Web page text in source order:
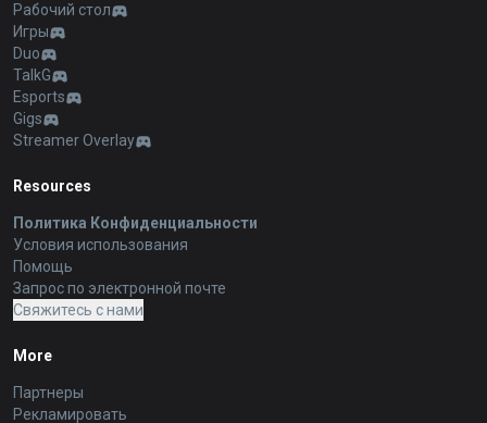
Рабочий стол
Игры
Duo
TalkG
Esports
Gigs
Streamer Overlay
Resources
Политика Конфиденциальности
Условия использования
Помощь
Запрос по электронной почте
Свяжитесь с нами
More
Партнеры
Рекламировать